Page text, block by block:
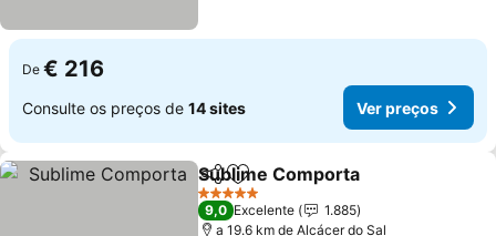
De € 216
Consulte os preços de 14 sites Ver preços
PartilharAdicionar aos favoritos
Sublime Comporta
5 Estrelas
9,0 Excelente
1.885
a 19.6 km de Alcácer do Sal